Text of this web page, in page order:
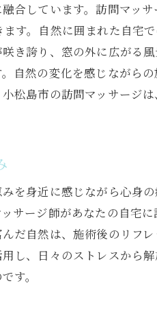
特性を活かした訪問マッサ
県小松島市の訪問マッサー
マッサージが小松島市で特に
島市での訪問マッサージの
マッサージで日々の疲れをリ
島市での訪問マッサージが
から解放される訪問マッサ
マッサージで日常の疲れか
島市での訪問マッサージが
ッサージの施術で日常生活
合しています。訪問マッ
す。自然に囲まれた自宅
き誇り、窓の外に広がる
自然の変化を感じながら
松島市の訪問マッサージ
を身近に感じながら心身
サージ師があなたの自宅
だ自然は、施術後のリフ
し、日々のストレスから
す。